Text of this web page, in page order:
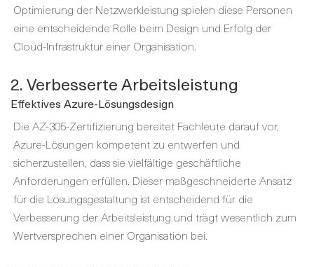
Optimierung der Netzwerkleistung spielen diese Personen
eine entscheidende Rolle beim Design und Erfolg der
Cloud-Infrastruktur einer Organisation.
2. Verbesserte Arbeitsleistung
Effektives Azure-Lösungsdesign
Die AZ-305-Zertifizierung bereitet Fachleute darauf vor,
Azure-Lösungen kompetent zu entwerfen und
sicherzustellen, dass sie vielfältige geschäftliche
Anforderungen erfüllen. Dieser maßgeschneiderte Ansatz
für die Lösungsgestaltung ist entscheidend für die
Verbesserung der Arbeitsleistung und trägt wesentlich zum
Wertversprechen einer Organisation bei.